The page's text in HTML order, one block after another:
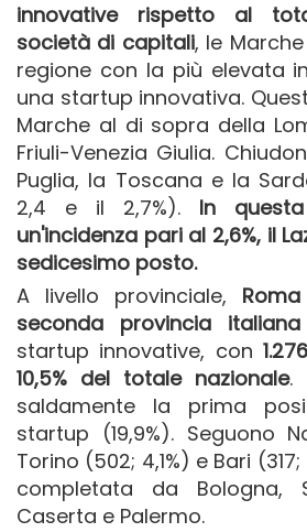
innovative rispetto al
società di capitali, le
regione con la più elevata
una startup innovativa.
Marche al di sopra della
Friuli-Venezia Giulia.
Puglia, la Toscana e la
2,4 e il 2,7%). In
un'incidenza pari al 2,6%, il
sedicesimo posto.
A livello provinciale,
seconda provincia italiana
startup innovative, con
10,5% del totale nazionale.
saldamente la prima
startup (19,9%). Seguono
Torino (502; 4,1%) e Bari
completata da Bologna,
Caserta e Palermo.